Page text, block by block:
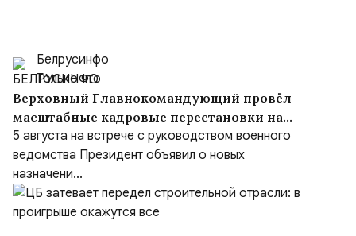
Белрусинфо
Только что
Верховный Главнокомандующий провёл
масштабные кадровые перестановки на
встрече с руководством Министерства
обороны и группировок войск
5 августа на встрече с руководством военного
ведомства Президент объявил о новых
назначени...